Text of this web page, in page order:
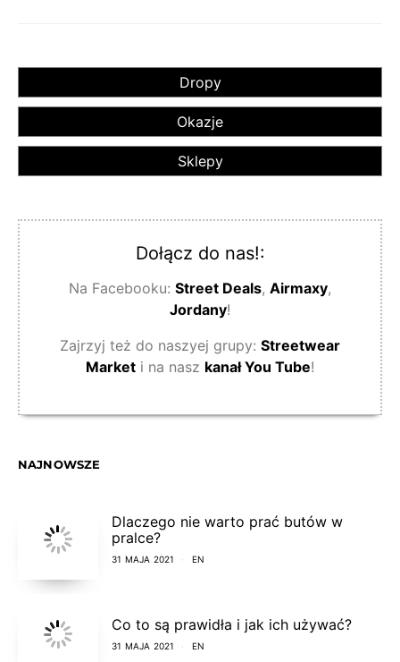
Dropy
Okazje
Sklepy
Dołącz do nas!:
Na Facebooku: Street Deals, Airmaxy,
Jordany!
Zajrzyj też do naszyej grupy: Streetwear
Market i na nasz kanał You Tube!
NAJNOWSZE
Dlaczego nie warto prać butów w
pralce?
31 MAJA 2021 EN
Co to są prawidła i jak ich używać?
31 MAJA 2021 EN